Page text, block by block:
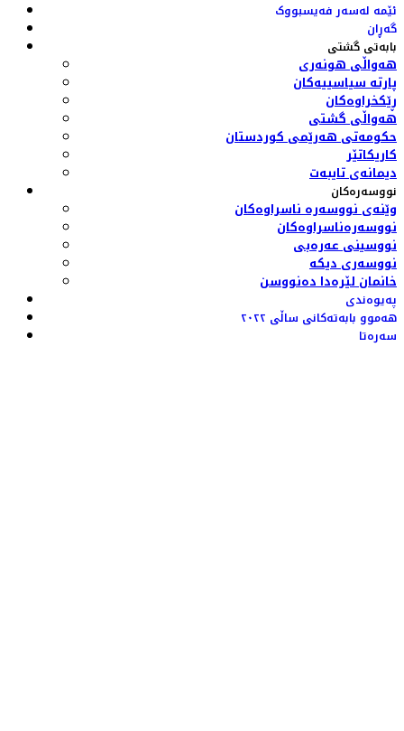
ئێمە لەسەر فەیسبووک
گەڕان
بابەتی گشتی
هەواڵی هونەری
پارتە سیاسییەکان
ڕێکخراوەکان
هەواڵی گشتی
حکومەتی هەرێمی کوردستان
کاریکاتێر
دیمانەی تایبەت
نووسەرەکان
وێنەی نووسەرە ناسراوەکان
نووسەرەناسراوەکان
نووسینی عەرەبی
نووسەری دیکە
خانمان لێرەدا دەنووسن
پەیوەندی
هەموو بابەتەکانی ساڵی ٢٠٢٢
سەرەتا